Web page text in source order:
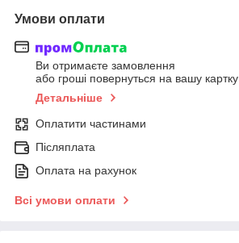
Умови оплати
Ви отримаєте замовлення
або гроші повернуться на вашу картку
Детальніше
Оплатити частинами
Післяплата
Оплата на рахунок
Всі умови оплати